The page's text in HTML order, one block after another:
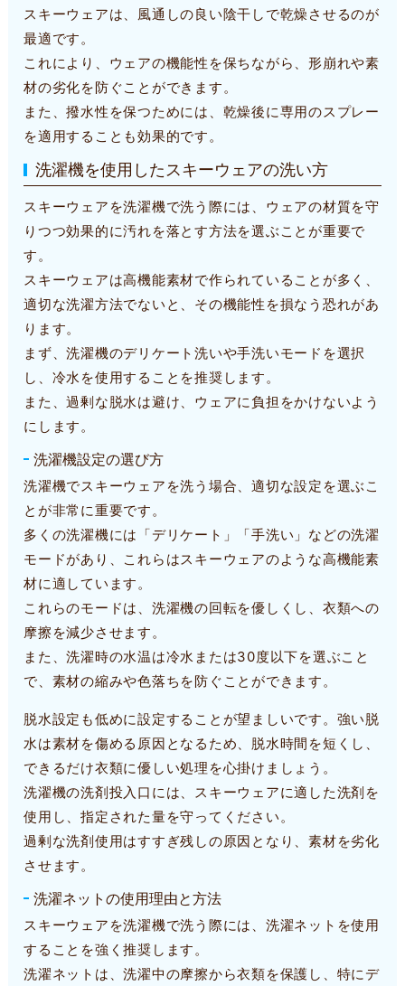
スキーウェアは、風通しの良い陰干しで乾燥させるのが
最適です。
これにより、ウェアの機能性を保ちながら、形崩れや素
材の劣化を防ぐことができます。
また、撥水性を保つためには、乾燥後に専用のスプレー
を適用することも効果的です。
洗濯機を使用したスキーウェアの洗い方
スキーウェアを洗濯機で洗う際には、ウェアの材質を守
りつつ効果的に汚れを落とす方法を選ぶことが重要で
す。
スキーウェアは高機能素材で作られていることが多く、
適切な洗濯方法でないと、その機能性を損なう恐れがあ
ります。
まず、洗濯機のデリケート洗いや手洗いモードを選択
し、冷水を使用することを推奨します。
また、過剰な脱水は避け、ウェアに負担をかけないよう
にします。
洗濯機設定の選び方
洗濯機でスキーウェアを洗う場合、適切な設定を選ぶこ
とが非常に重要です。
多くの洗濯機には「デリケート」「手洗い」などの洗濯
モードがあり、これらはスキーウェアのような高機能素
材に適しています。
これらのモードは、洗濯機の回転を優しくし、衣類への
摩擦を減少させます。
また、洗濯時の水温は冷水または30度以下を選ぶこと
で、素材の縮みや色落ちを防ぐことができます。
脱水設定も低めに設定することが望ましいです。強い脱
水は素材を傷める原因となるため、脱水時間を短くし、
できるだけ衣類に優しい処理を心掛けましょう。
洗濯機の洗剤投入口には、スキーウェアに適した洗剤を
使用し、指定された量を守ってください。
過剰な洗剤使用はすすぎ残しの原因となり、素材を劣化
させます。
洗濯ネットの使用理由と方法
スキーウェアを洗濯機で洗う際には、洗濯ネットを使用
することを強く推奨します。
洗濯ネットは、洗濯中の摩擦から衣類を保護し、特にデ